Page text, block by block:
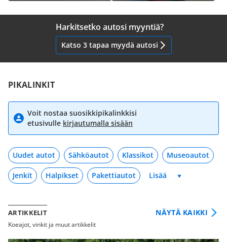
Harkitsetko autosi myyntiä?
Katso 3 tapaa myydä autosi
PIKALINKIT
Voit nostaa suosikkipikalinkkisi
etusivulle kirjautumalla sisään
Uudet autot Sähköautot Klassikot Museoautot
Jenkit Halpikset Pakettiautot
ARTIKKELIT NÄYTÄ KAIKKI
Koeajot, vinkit ja muut artikkelit